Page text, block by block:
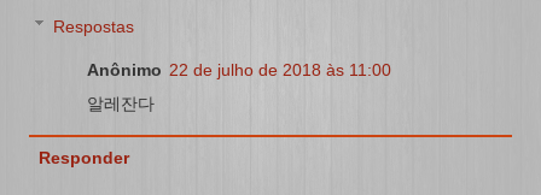
Respostas
Anônimo 22 de julho de 2018 às 11:00
알레잔다
Responder